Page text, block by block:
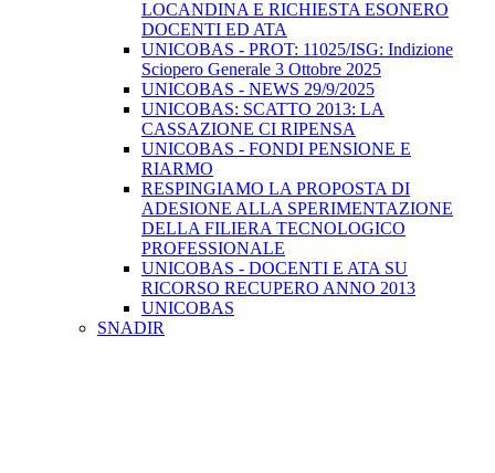
LOCANDINA E RICHIESTA ESONERO
DOCENTI ED ATA
UNICOBAS - PROT: 11025/ISG: Indizione
Sciopero Generale 3 Ottobre 2025
UNICOBAS - NEWS 29/9/2025
UNICOBAS: SCATTO 2013: LA
CASSAZIONE CI RIPENSA
UNICOBAS - FONDI PENSIONE E
RIARMO
RESPINGIAMO LA PROPOSTA DI
ADESIONE ALLA SPERIMENTAZIONE
DELLA FILIERA TECNOLOGICO
PROFESSIONALE
UNICOBAS - DOCENTI E ATA SU
RICORSO RECUPERO ANNO 2013
UNICOBAS
SNADIR